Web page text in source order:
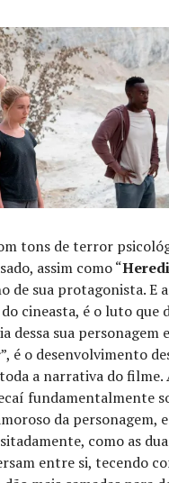
tons de terror
assim como “
de sua protagonista. E
cineasta, é o luto que
dessa sua personagem
”, é o desenvolvimento
a narrativa do filme.
fundamentalmente
da personagem,
como as
entre si, tecendo